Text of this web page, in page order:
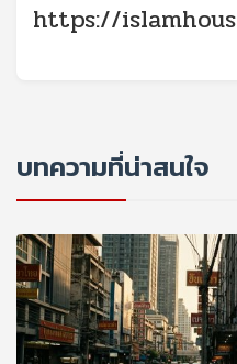
https://
บทความที่น่าสนใจ